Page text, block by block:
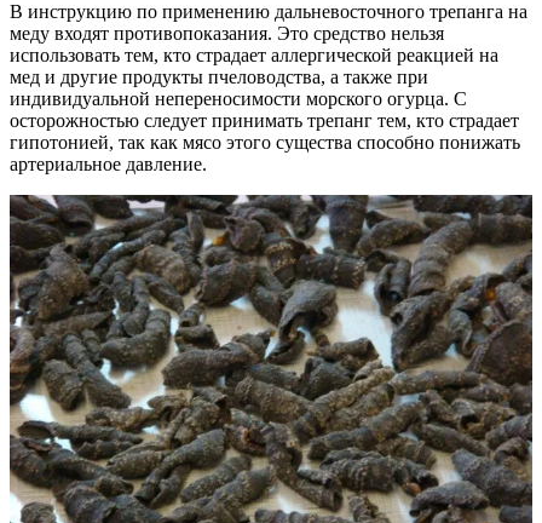
В инструкцию по применению дальневосточного трепанга на
меду входят противопоказания. Это средство нельзя
использовать тем, кто страдает аллергической реакцией на
мед и другие продукты пчеловодства, а также при
индивидуальной непереносимости морского огурца. С
осторожностью следует принимать трепанг тем, кто страдает
гипотонией, так как мясо этого существа способно понижать
артериальное давление.